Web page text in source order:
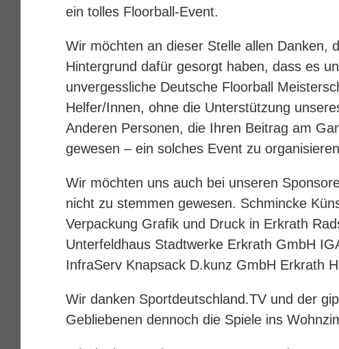
ein tolles Floorball-Event.
Wir möchten an dieser Stelle allen Danken,
Hintergrund dafür gesorgt haben, dass es
unvergessliche Deutsche Floorball
Helfer/Innen, ohne die Unterstützung
Anderen Personen, die Ihren Beitrag am
gewesen – ein solches Event zu
Wir möchten uns auch bei unseren
nicht zu stemmen gewesen. Schmincke
Verpackung Grafik und Druck in Erkrath
Unterfeldhaus Stadtwerke Erkrath GmbH
InfraServ Knapsack D.kunz GmbH Erkrath
Wir danken Sportdeutschland.TV und der
Gebliebenen dennoch die Spiele ins